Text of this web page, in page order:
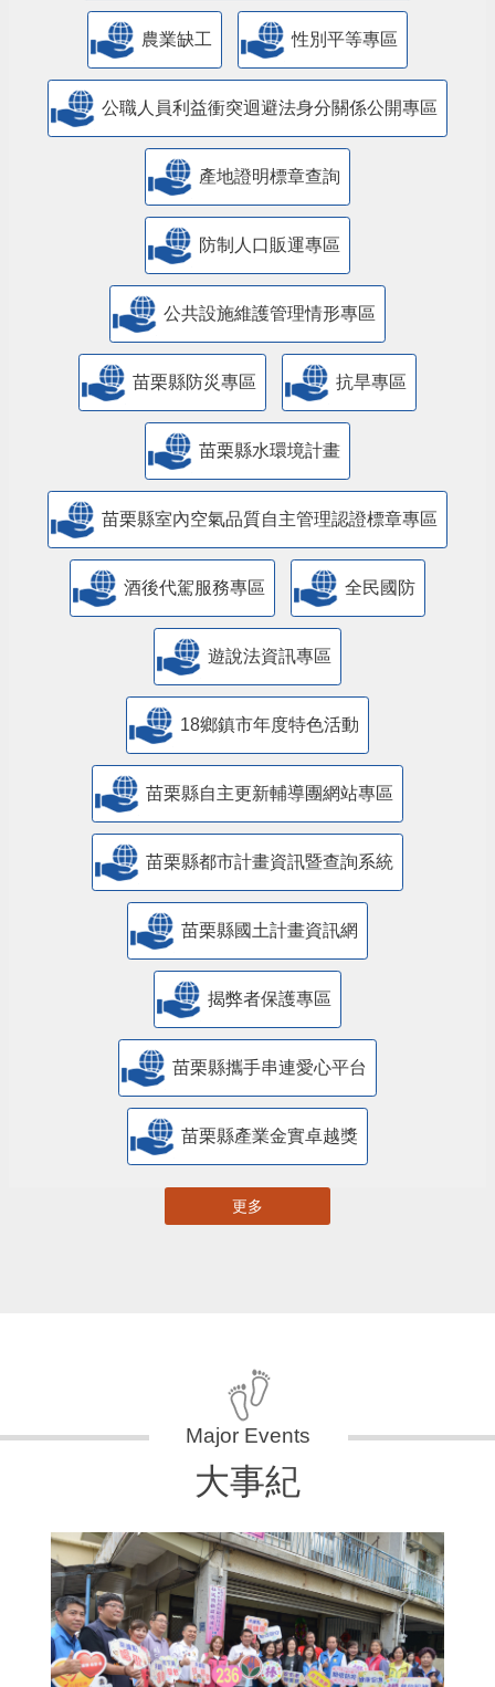
農業缺工 性別平等專區
公職人員利益衝突迴避法身分關係公開專區
產地證明標章查詢
防制人口販運專區
​公共設施維護管理情形專區
苗栗縣防災專區 抗旱專區
苗栗縣水環境計畫
苗栗縣室內空氣品質自主管理認證標章專區
酒後代駕服務專區 全民國防
遊說法資訊專區
18鄉鎮市年度特色活動
苗栗縣自主更新輔導團網站專區
苗栗縣都市計畫資訊暨查詢系統
苗栗縣國土計畫資訊網
揭弊者保護專區
苗栗縣攜手串連愛心平台
苗栗縣產業金實卓越獎
更多
大事紀